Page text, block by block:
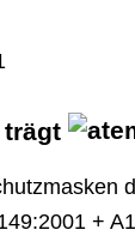
trägt
+